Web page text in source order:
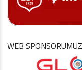
WEB SPONSORUMUZ